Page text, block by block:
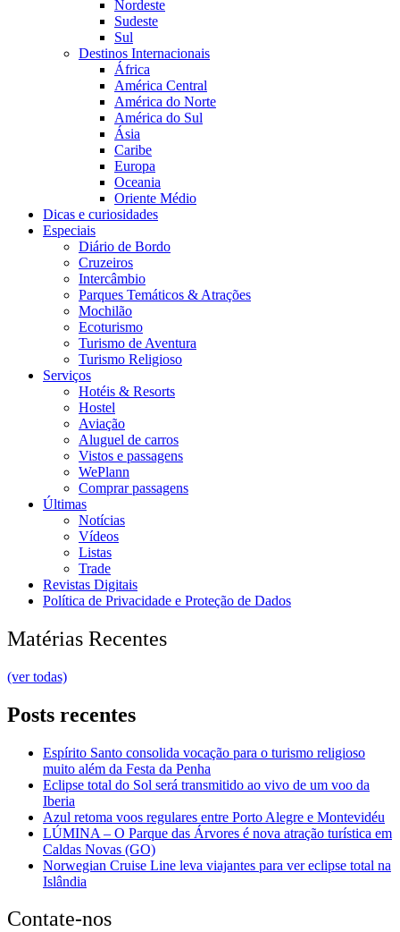
Nordeste
Sudeste
Sul
Destinos Internacionais
África
América Central
América do Norte
América do Sul
Ásia
Caribe
Europa
Oceania
Oriente Médio
Dicas e curiosidades
Especiais
Diário de Bordo
Cruzeiros
Intercâmbio
Parques Temáticos & Atrações
Mochilão
Ecoturismo
Turismo de Aventura
Turismo Religioso
Serviços
Hotéis & Resorts
Hostel
Aviação
Aluguel de carros
Vistos e passagens
WePlann
Comprar passagens
Últimas
Notícias
Vídeos
Listas
Trade
Revistas Digitais
Política de Privacidade e Proteção de Dados
Matérias Recentes
(ver todas)
Posts recentes
Espírito Santo consolida vocação para o turismo religioso
muito além da Festa da Penha
Eclipse total do Sol será transmitido ao vivo de um voo da
Iberia
Azul retoma voos regulares entre Porto Alegre e Montevidéu
LÚMINA – O Parque das Árvores é nova atração turística em
Caldas Novas (GO)
Norwegian Cruise Line leva viajantes para ver eclipse total na
Islândia
Contate-nos